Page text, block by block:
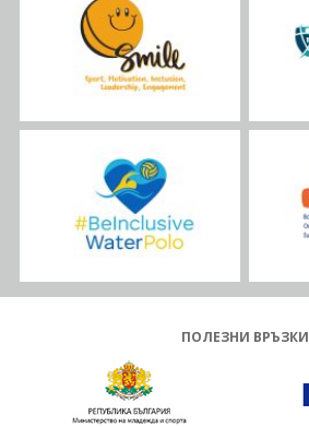
ПОЛЕЗНИ ВРЪЗКИ